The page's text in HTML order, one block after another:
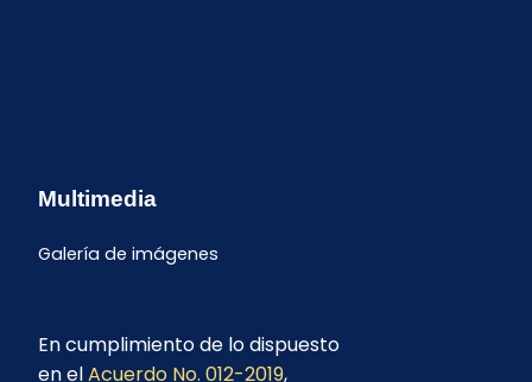
Multimedia
Galería de imágenes
En cumplimiento de lo dispuesto
en elAcuerdo No. 012-2019,